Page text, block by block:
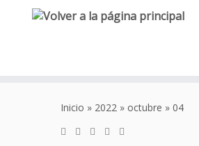
Inicio » 2022 » octubre » 04